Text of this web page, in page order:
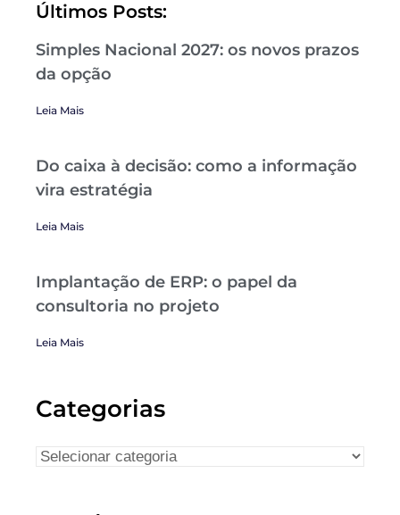
Últimos Posts:
Simples Nacional 2027: os novos prazos
da opção
Leia Mais
Do caixa à decisão: como a informação
vira estratégia
Leia Mais
Implantação de ERP: o papel da
consultoria no projeto
Leia Mais
Categorias